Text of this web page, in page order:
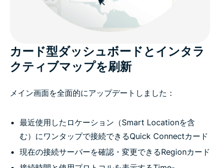
カード型ダッシュボードとインタラ
クティブマップを刷新
メイン画面を全面的にアップデートしました：
最近使用したロケーション（Smart Locationを含
む）にワンタップで接続できるQuick Connectカード
現在の接続サーバーを確認・変更できるRegionカード